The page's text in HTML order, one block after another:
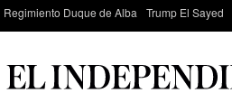
Regimiento Duque de Alba Trump El Sayed